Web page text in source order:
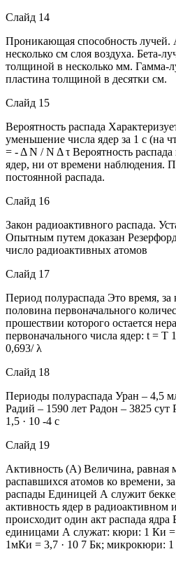
Слайд 14
Проникающая способность лучей.
несколько см слоя воздуха. Бета-
толщиной в несколько мм. Гамма-
пластина толщиной в десятки см.
Слайд 15
Вероятность распада
уменьшение числа ядер за 1 с (на
= - Δ Ν / Ν Δ τ Вероятность распада
ядер, ни от времени наблюдения.
постоянной распада.
Слайд 16
Закон радиоактивного распада.
Опытным путем доказан
число радиоактивных атомов
Слайд 17
Период полураспада Это время, за
половина первоначального
прошествии которого остается
первоначального числа ядер: t =
0,693/ λ
Слайд 18
Периоды полураспада Уран – 4,5
Радий – 1590 лет Радон – 3825
1,5 · 10 -4 с
Слайд 19
Активность (А) Величина, равная
распавшихся атомов ко времени,
распады Единицей А служит
активность ядер в радиоактивном
происходит один акт распада
единицами А служат: кюри: 1 Ки
1мКи = 3,7 · 10 7 Бк; микрокюри: